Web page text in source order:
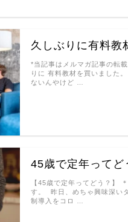
久しぶりに有料教
*当記事はメルマガ記事の転
りに 有料教材を買いました
ないんやけど …
45歳で定年ってど
【45歳で定年ってどう？】
す。 ㅤ 昨日、めちゃ興味深い
制導入をコロ …